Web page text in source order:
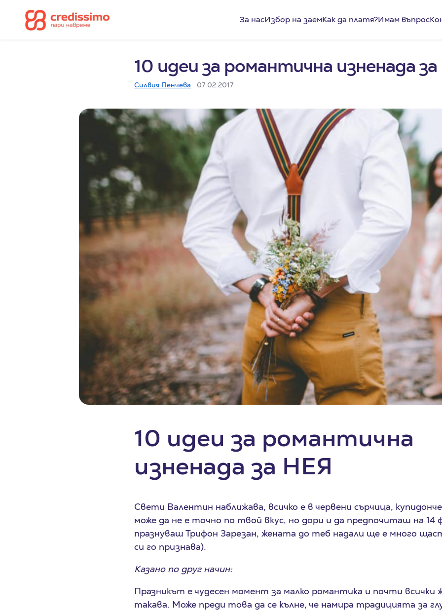
За насИзбор на заемКак да платя?Имам въпрос
10 идеи за романтична изненада
Силвия Пенчева 07.02.2017
10 идеи за романтична
изненада за НЕЯ
Свети Валентин наближава, всичко е в червени сърчица,
може да не е точно по твой вкус, но дори и да предпочиташ на 14
празнуваш Трифон Зарезан, жената до теб надали ще е много
си го признава).
Казано по друг начин:
Празникът е чудесен момент за малко романтика и почти всички
такава. Може преди това да се кълне, че намира традицията за